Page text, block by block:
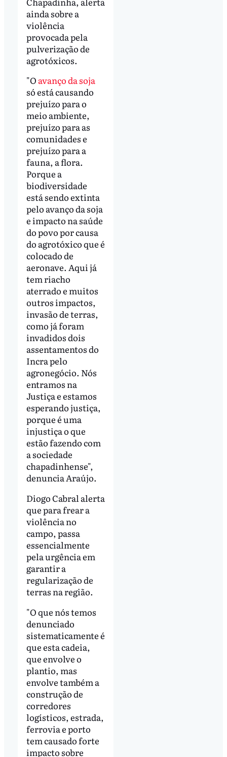
ainda sobre a
violência
provocada pela
pulverização de
agrotóxicos.
"O avanço da soja
só está causando
prejuízo para o
meio ambiente,
prejuízo para as
comunidades e
prejuízo para a
fauna, a flora.
Porque a
biodiversidade
está sendo extinta
pelo avanço da soja
e impacto na saúde
do povo por causa
do agrotóxico que é
colocado de
aeronave. Aqui já
tem riacho
aterrado e muitos
outros impactos,
invasão de terras,
como já foram
invadidos dois
assentamentos do
Incra pelo
agronegócio. Nós
entramos na
Justiça e estamos
esperando justiça,
porque é uma
injustiça o que
estão fazendo com
a sociedade
chapadinhense",
denuncia Araújo.
Diogo Cabral alerta
que para frear a
violência no
campo, passa
essencialmente
pela urgência em
garantir a
regularização de
terras na região.
"O que nós temos
denunciado
sistematicamente é
que esta cadeia,
que envolve o
plantio, mas
envolve também a
construção de
corredores
logísticos, estrada,
ferrovia e porto
tem causado forte
impacto sobre